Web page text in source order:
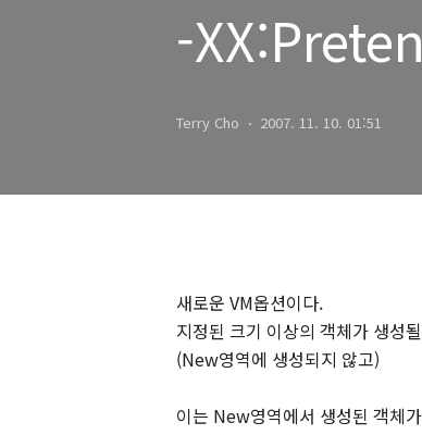
-
Terry Cho 2007. 11. 10. 01:51
새로운 VM옵션이다.
지정된 크기 이상의 객체가 생성
(New영역에 생성되지 않고)
이는 New영역에서 생성된 객체